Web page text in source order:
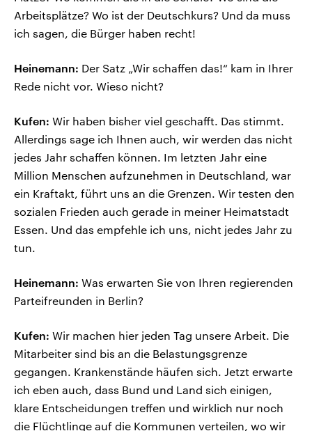
Arbeitsplätze? Wo ist der Deutschkurs? Und da muss
ich sagen, die Bürger haben recht!
Heinemann: Der Satz „Wir schaffen das!“ kam in Ihrer
Rede nicht vor. Wieso nicht?
Kufen: Wir haben bisher viel geschafft. Das stimmt.
Allerdings sage ich Ihnen auch, wir werden das nicht
jedes Jahr schaffen können. Im letzten Jahr eine
Million Menschen aufzunehmen in Deutschland, war
ein Kraftakt, führt uns an die Grenzen. Wir testen den
sozialen Frieden auch gerade in meiner Heimatstadt
Essen. Und das empfehle ich uns, nicht jedes Jahr zu
tun.
Heinemann: Was erwarten Sie von Ihren regierenden
Parteifreunden in Berlin?
Kufen: Wir machen hier jeden Tag unsere Arbeit. Die
Mitarbeiter sind bis an die Belastungsgrenze
gegangen. Krankenstände häufen sich. Jetzt erwarte
ich eben auch, dass Bund und Land sich einigen,
klare Entscheidungen treffen und wirklich nur noch
die Flüchtlinge auf die Kommunen verteilen, wo wir